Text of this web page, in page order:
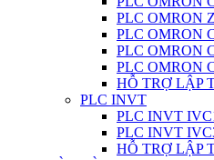
PLC OMRON
PLC OMRON
PLC OMRON
PLC OMRON
HỖ TRỢ LẬP
PLC INVT
PLC INVT
PLC INVT
HỖ TRỢ LẬP